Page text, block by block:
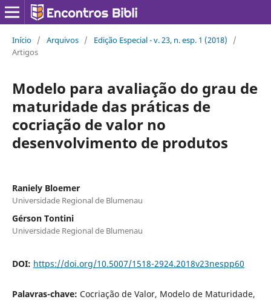
Início / Arquivos / Edição Especial - v. 23, n. esp. 1 (2018)
/
Artigos
Modelo para avaliação do grau de
maturidade das práticas de
cocriação de valor no
desenvolvimento de produtos
Raniely Bloemer
Universidade Regional de Blumenau
Gérson Tontini
Universidade Regional de Blumenau
DOI: https://doi.org/10.5007/1518-2924.2018v23nespp60
Palavras-chave: Cocriação de Valor, Modelo de Maturidade,